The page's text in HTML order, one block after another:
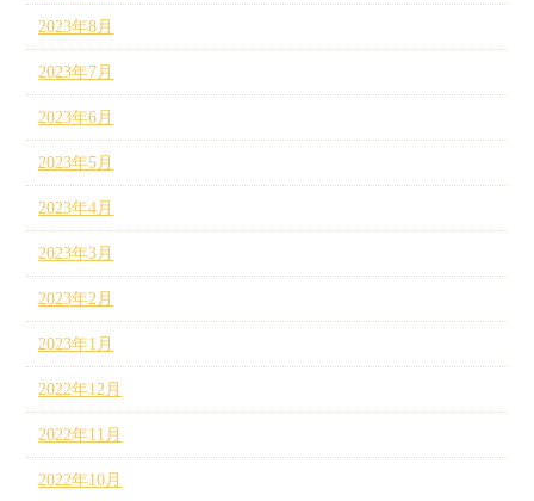
2023年8月
2023年7月
2023年6月
2023年5月
2023年4月
2023年3月
2023年2月
2023年1月
2022年12月
2022年11月
2022年10月